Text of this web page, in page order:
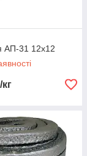
АП-31 12х12